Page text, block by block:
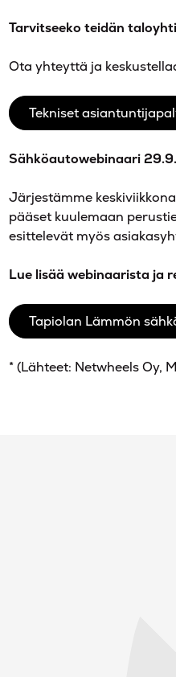
Tarvitseeko teidän
Ota yhteyttä ja
Tekniset
Sähköautowebinaari 29.9.
Järjestämme
pääset kuulemaan
esittelevät myös
Lue lisää webinaarista ja
Tapiolan Lämmön
* (Lähteet: Netwheels Oy,